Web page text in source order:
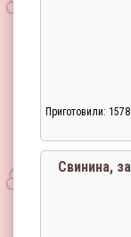
Приготовили: 1578
Свинина,